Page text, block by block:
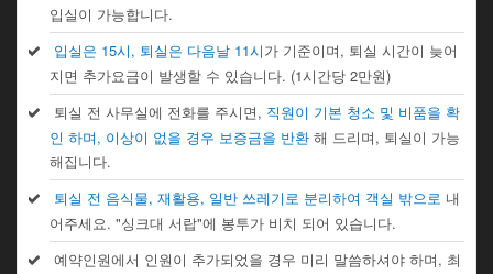
입실이 가능합니다.
입실은 15시, 퇴실은 다음날 11시가 기준이며, 퇴실 시간이 늦어
지면 추가요금이 발생할 수 있습니다. (1시간당 2만원)
퇴실 전 사무실에 전화를 주시면, 직원이 기본 청소 및 비품을 확
인 하며, 이상이 없을 경우 보증금을 반환해 드리며, 퇴실이 가능
해집니다.
퇴실 전 음식물, 재활용, 일반 쓰레기로 분리하여 객실 밖으로 내
어주세요. "싱크대 서랍"에 봉투가 비치 되어 있습니다.
예약인원에서 인원이 추가되었을 경우 미리 말씀하셔야 하며, 최